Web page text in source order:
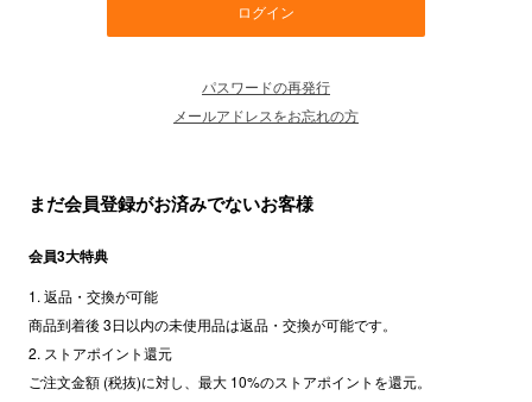
パスワードの再発行
メールアドレスをお忘れの方
まだ会員登録がお済みでないお客様
会員3大特典
1. 返品・交換が可能
商品到着後 3日以内の未使用品は返品・交換が可能です。
2. ストアポイント還元
ご注文金額 (税抜)に対し、最大 10%のストアポイントを還元。